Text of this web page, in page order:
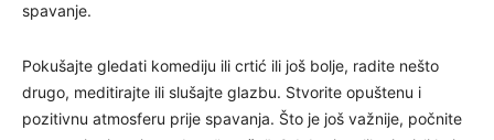
spavanje.
Pokušajte gledati komediju ili crtić ili još bolje, radite nešto
drugo, meditirajte ili slušajte glazbu. Stvorite opuštenu i
pozitivnu atmosferu prije spavanja. Što je još važnije, počnite